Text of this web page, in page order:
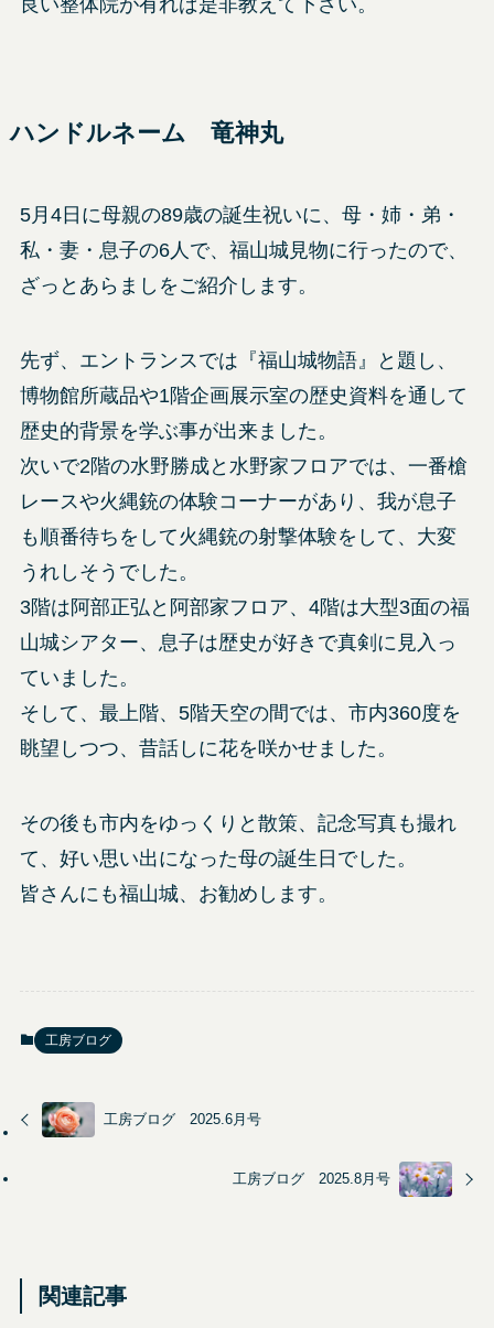
良い整体院が有れば是非教えて下さい。
ハンドルネーム 竜神丸
5月4日に母親の89歳の誕生祝いに、母・姉・弟・
私・妻・息子の6人で、福山城見物に行ったので、
ざっとあらましをご紹介します。
先ず、エントランスでは『福山城物語』と題し、
博物館所蔵品や1階企画展示室の歴史資料を通して
歴史的背景を学ぶ事が出来ました。
次いで2階の水野勝成と水野家フロアでは、一番槍
レースや火縄銃の体験コーナーがあり、我が息子
も順番待ちをして火縄銃の射撃体験をして、大変
うれしそうでした。
3階は阿部正弘と阿部家フロア、4階は大型3面の福
山城シアター、息子は歴史が好きで真剣に見入っ
ていました。
そして、最上階、5階天空の間では、市内360度を
眺望しつつ、昔話しに花を咲かせました。
その後も市内をゆっくりと散策、記念写真も撮れ
て、好い思い出になった母の誕生日でした。
皆さんにも福山城、お勧めします。
工房ブログ
工房ブログ 2025.6月号
工房ブログ 2025.8月号
関連記事